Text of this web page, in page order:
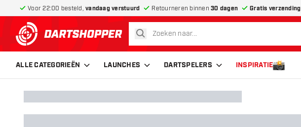
Voor 22:00 besteld, vandaag verstuurd Retourneren binnen 30 dagen Gratis verzending
terug naar home pagina
zoeken
ALLE CATEGORIEËN LAUNCHES DARTSPELERS INSPIRATIE